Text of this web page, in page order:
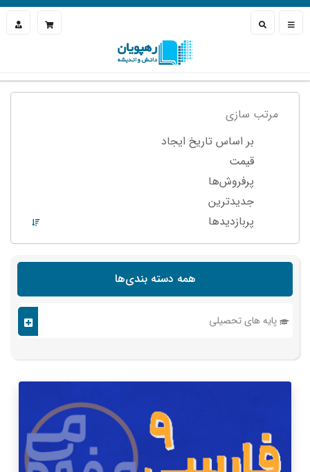
مرتب سازی
بر اساس تاریخ ایجاد
قیمت
پرفروش‌ها
جدیدترین
پربازدید‌ها
همه دسته بندی‌ها
پایه های تحصیلی